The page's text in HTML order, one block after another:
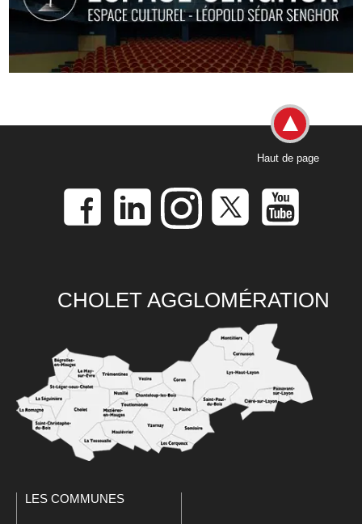
Haut de page
CHOLET AGGLOMÉRATION
LES COMMUNES